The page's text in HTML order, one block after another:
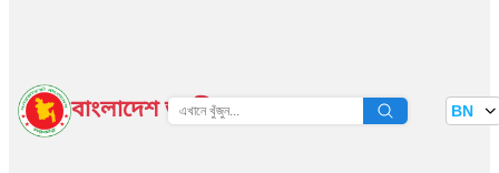
বাংলাদেশ জাতীয় তথ্য বাতায়ন BN